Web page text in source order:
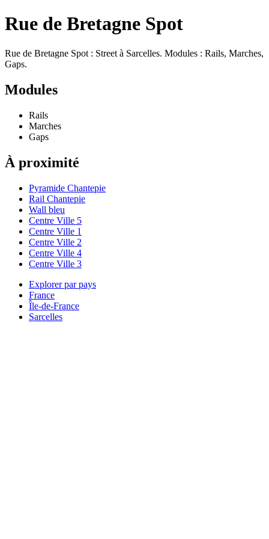
Rue de Bretagne Spot
Rue de Bretagne Spot : Street à Sarcelles. Modules : Rails, Marches,
Gaps.
Modules
Rails
Marches
Gaps
À proximité
Pyramide Chantepie
Rail Chantepie
Wall bleu
Centre Ville 5
Centre Ville 1
Centre Ville 2
Centre Ville 4
Centre Ville 3
Explorer par pays
France
Île-de-France
Sarcelles